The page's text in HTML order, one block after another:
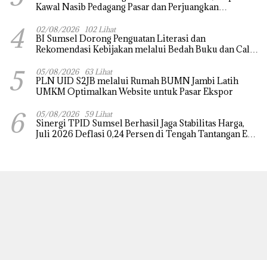
Kawal Nasib Pedagang Pasar dan Perjuangkan
4 02/08/2026 102 Lihat
BI Sumsel Dorong Penguatan Literasi dan
Rekomendasi Kebijakan melalui Bedah Buku dan Call
2026
5 05/08/2026 63 Lihat
PLN UID S2JB melalui Rumah BUMN Jambi Latih
UMKM Optimalkan Website untuk Pasar Ekspor
6 05/08/2026 59 Lihat
Sinergi TPID Sumsel Berhasil Jaga Stabilitas Harga,
Juli 2026 Deflasi 0,24 Persen di Tengah Tantangan El